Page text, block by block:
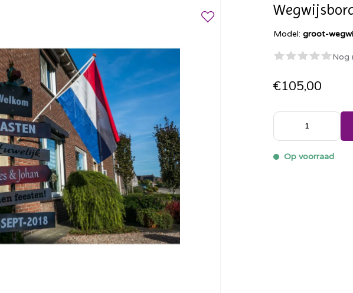
Model:groot-
Nog
€105,00
Op voorraad